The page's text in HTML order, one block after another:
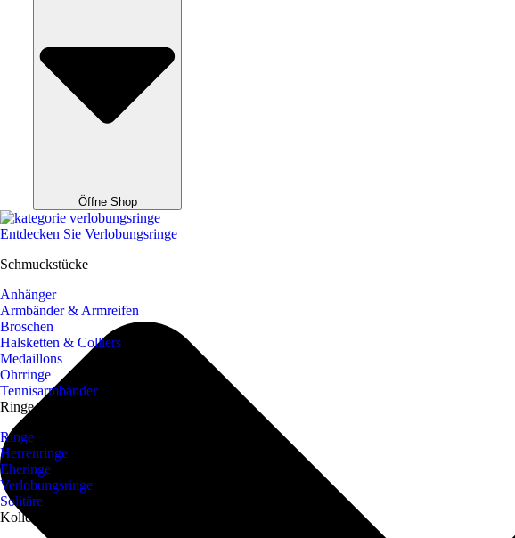
Öffne Shop
Entdecken Sie Verlobungsringe
Schmuckstücke
Anhänger
Armbänder & Armreifen
Broschen
Halsketten & Colliers
Medaillons
Ohrringe
Tennisarmbänder
Ringe
Ringe
Herrenringe
Eheringe
Verlobungsringe
Solitäre
Kollektionen